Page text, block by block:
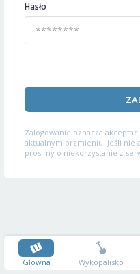
Hasło
Zalogowanie oznacza
aktualnym brzmieniu. Jeśli nie
prosimy o niekorzystanie z
Główna Wykopalisko